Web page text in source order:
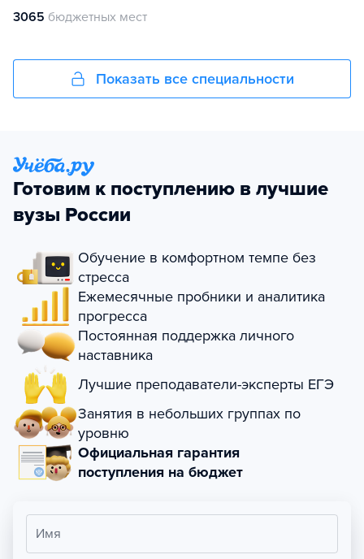
3065 бюджетных мест
Показать все специальности
Готовим к поступлению в лучшие
вузы России
Обучение в комфортном темпе без
стресса
Ежемесячные пробники и аналитика
прогресса
Постоянная поддержка личного
наставника
Лучшие преподаватели-эксперты ЕГЭ
Занятия в небольших группах по
уровню
Официальная гарантия
поступления на бюджет
Имя